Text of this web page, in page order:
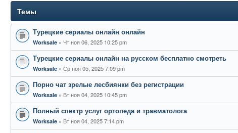
Темы
Турецкие сериалы онлайн онлайн
Worksale Чт ноя 06, 2025 10:25 pm
Турецкие сериалы онлайн на русском бесплатно смотреть
Worksale Ср ноя 05, 2025 7:09 pm
Порно чат зрелые лесбиянки без регистрации
Worksale Вт ноя 04, 2025 10:45 pm
Полный спектр услуг ортопеда и травматолога
Worksale Вт ноя 04, 2025 7:14 pm